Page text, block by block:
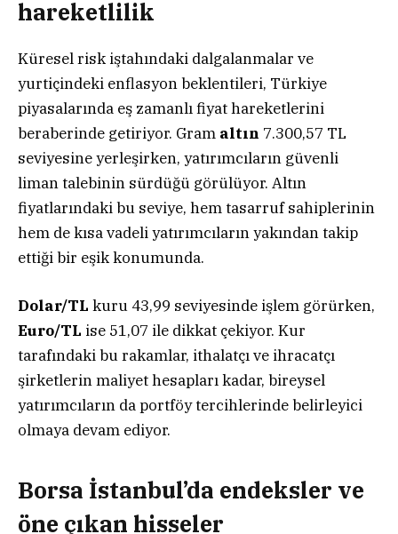
hareketlilik
Küresel risk iştahındaki dalgalanmalar ve
yurtiçindeki enflasyon beklentileri, Türkiye
piyasalarında eş zamanlı fiyat hareketlerini
beraberinde getiriyor. Gram altın 7.300,57 TL
seviyesine yerleşirken, yatırımcıların güvenli
liman talebinin sürdüğü görülüyor. Altın
fiyatlarındaki bu seviye, hem tasarruf sahiplerinin
hem de kısa vadeli yatırımcıların yakından takip
ettiği bir eşik konumunda.
Dolar/TL kuru 43,99 seviyesinde işlem görürken,
Euro/TL ise 51,07 ile dikkat çekiyor. Kur
tarafındaki bu rakamlar, ithalatçı ve ihracatçı
şirketlerin maliyet hesapları kadar, bireysel
yatırımcıların da portföy tercihlerinde belirleyici
olmaya devam ediyor.
Borsa İstanbul’da endeksler ve
öne çıkan hisseler